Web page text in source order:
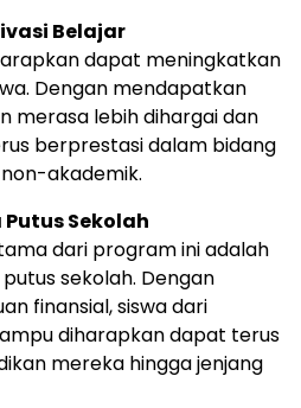
Belajar
dapat meningkatkan
Dengan mendapatkan
merasa lebih dihargai dan
berprestasi dalam bidang
akademik.
Sekolah
dari program ini adalah
sekolah. Dengan
finansial, siswa dari
diharapkan dapat terus
mereka hingga jenjang